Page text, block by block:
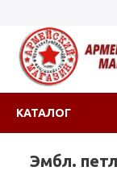
КАТАЛОГ
Эмбл.